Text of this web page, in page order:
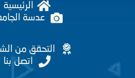
الرئيسية
عدسة الجامعة
التحقق من الشهادة
اتصل بنا